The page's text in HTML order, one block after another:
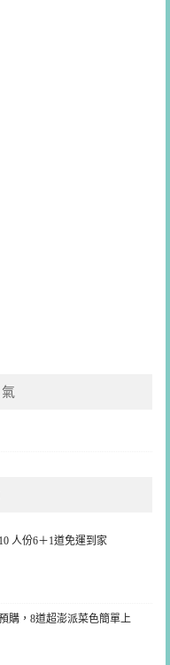
人份6＋1道免運到家
購，8道超澎派菜色簡單上